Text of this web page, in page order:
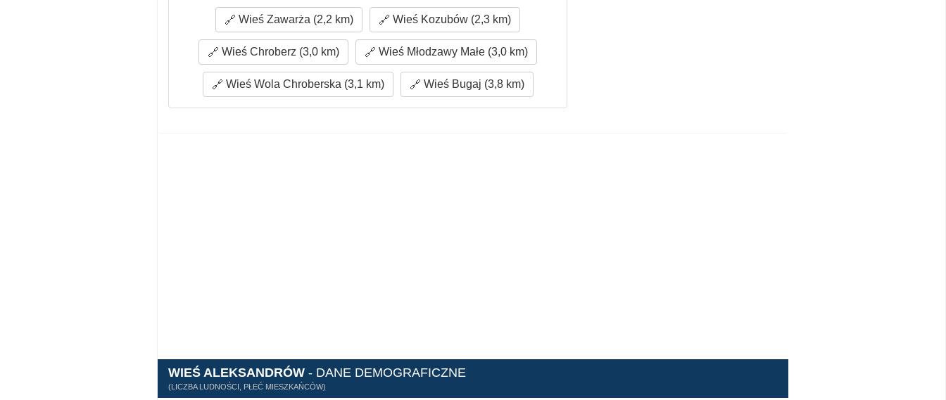
Wieś Zawarża (2,2 km) Wieś Kozubów (2,3 km)
Wieś Chroberz (3,0 km) Wieś Młodzawy Małe (3,0 km)
Wieś Wola Chroberska (3,1 km) Wieś Bugaj (3,8 km)
WIEŚ ALEKSANDRÓW - DANE DEMOGRAFICZNE
(LICZBA LUDNOŚCI, PŁEĆ MIESZKAŃCÓW)